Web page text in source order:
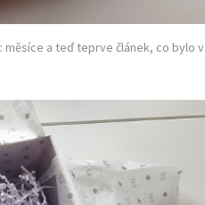
měsíce a teď teprve článek, co bylo v